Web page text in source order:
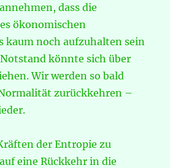
dass die
ökonomischen
kaum noch aufzuhalten sein
könnte sich über
Wir werden so bald
zurückkehren –
der Entropie zu
eine Rückkehr in die